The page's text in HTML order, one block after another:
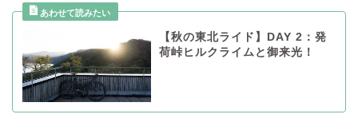
【秋の東北ライド】DAY 2：発
荷峠ヒルクライムと御来光！